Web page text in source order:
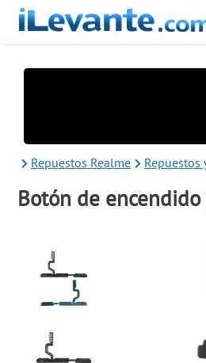
Repuestos Realme Repuestos
Botón de